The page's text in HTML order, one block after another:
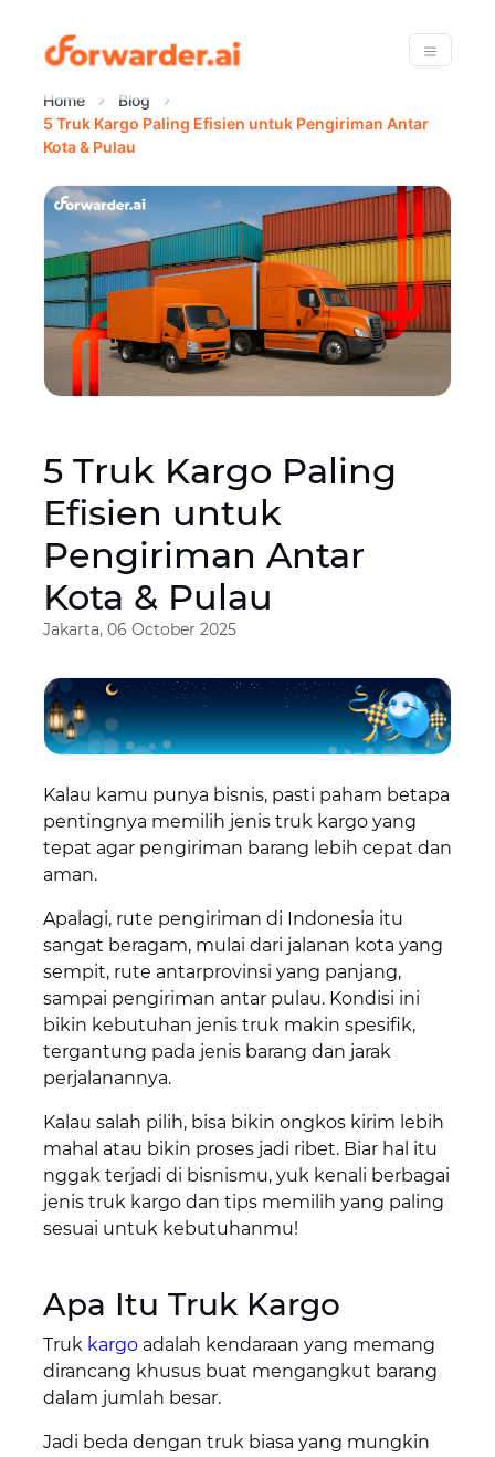
Forwarder
Menu
Home
Blog
5 Truk Kargo Paling Efisien untuk Pengiriman Antar
Kota & Pulau
5 Truk Kargo Paling
Efisien untuk
Pengiriman Antar
Kota & Pulau
Jakarta, 06 October 2025
Kalau kamu punya bisnis, pasti paham betapa
pentingnya memilih jenis truk kargo yang
tepat agar pengiriman barang lebih cepat dan
aman.
Apalagi, rute pengiriman di Indonesia itu
sangat beragam, mulai dari jalanan kota yang
sempit, rute antarprovinsi yang panjang,
sampai pengiriman antar pulau. Kondisi ini
bikin kebutuhan jenis truk makin spesifik,
tergantung pada jenis barang dan jarak
perjalanannya.
Kalau salah pilih, bisa bikin ongkos kirim lebih
mahal atau bikin proses jadi ribet. Biar hal itu
nggak terjadi di bisnismu, yuk kenali berbagai
jenis truk kargo dan tips memilih yang paling
sesuai untuk kebutuhanmu!
Apa Itu Truk Kargo
Truk kargoadalah kendaraan yang memang
dirancang khusus buat mengangkut barang
dalam jumlah besar.
Jadi beda dengan truk biasa yang mungkin